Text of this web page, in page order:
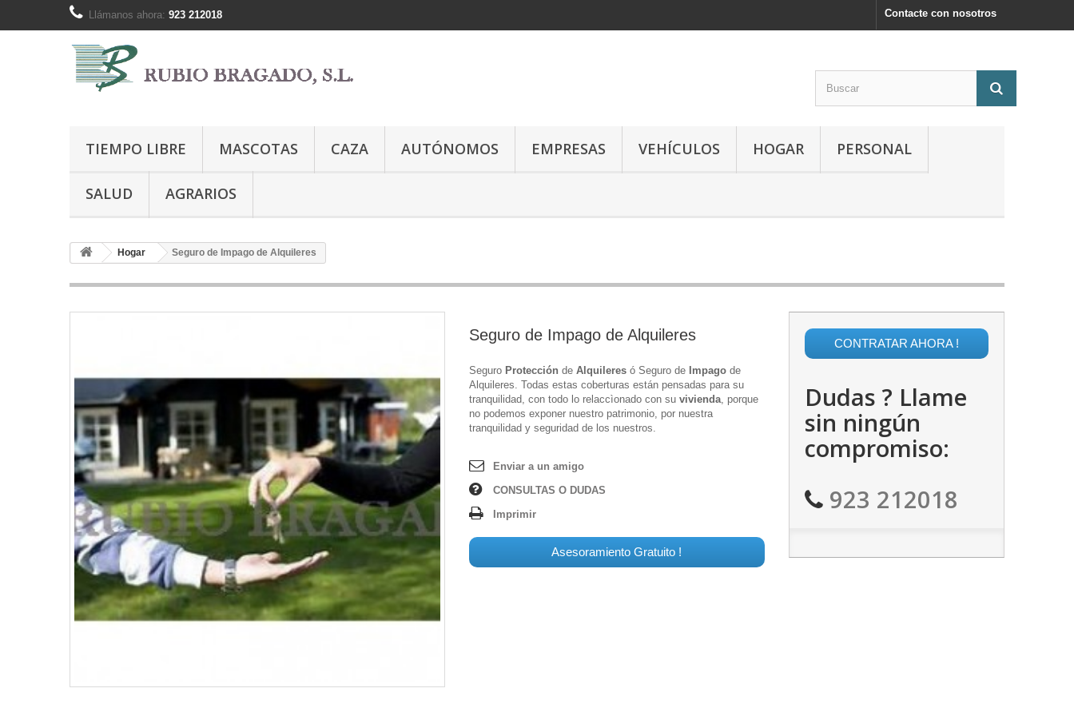
Contacte con nosotros
Llámanos ahora: 923 212018
TIEMPO LIBRE MASCOTAS CAZA AUTÓNOMOS EMPRESAS VEHÍCULOS HOGAR PERSONAL
SALUD AGRARIOS
Hogar Seguro de Impago de Alquileres
Seguro de Impago de Alquileres
Seguro Protección de Alquileres ó Seguro de Impago de
Alquileres. Todas estas coberturas están pensadas para su
tranquilidad, con todo lo relaccìonado con su vivienda, porque
no podemos exponer nuestro patrimonio, por nuestra
tranquilidad y seguridad de los nuestros.
Enviar a un amigo
CONSULTAS O DUDAS
Imprimir
Asesoramiento Gratuito !
CONTRATAR AHORA !
Dudas ? Llame
sin ningún
compromiso:
923 212018